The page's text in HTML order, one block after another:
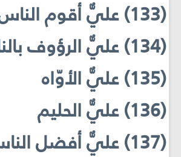
(133) عليٌّ أقوم الناس بأمر الله
(134) عليٌّ الرؤوف بالناس
(135) عليٌّ الأوّاه
(136) عليٌّ الحليم
(137) عليٌّ أفضل الناس منزلةً